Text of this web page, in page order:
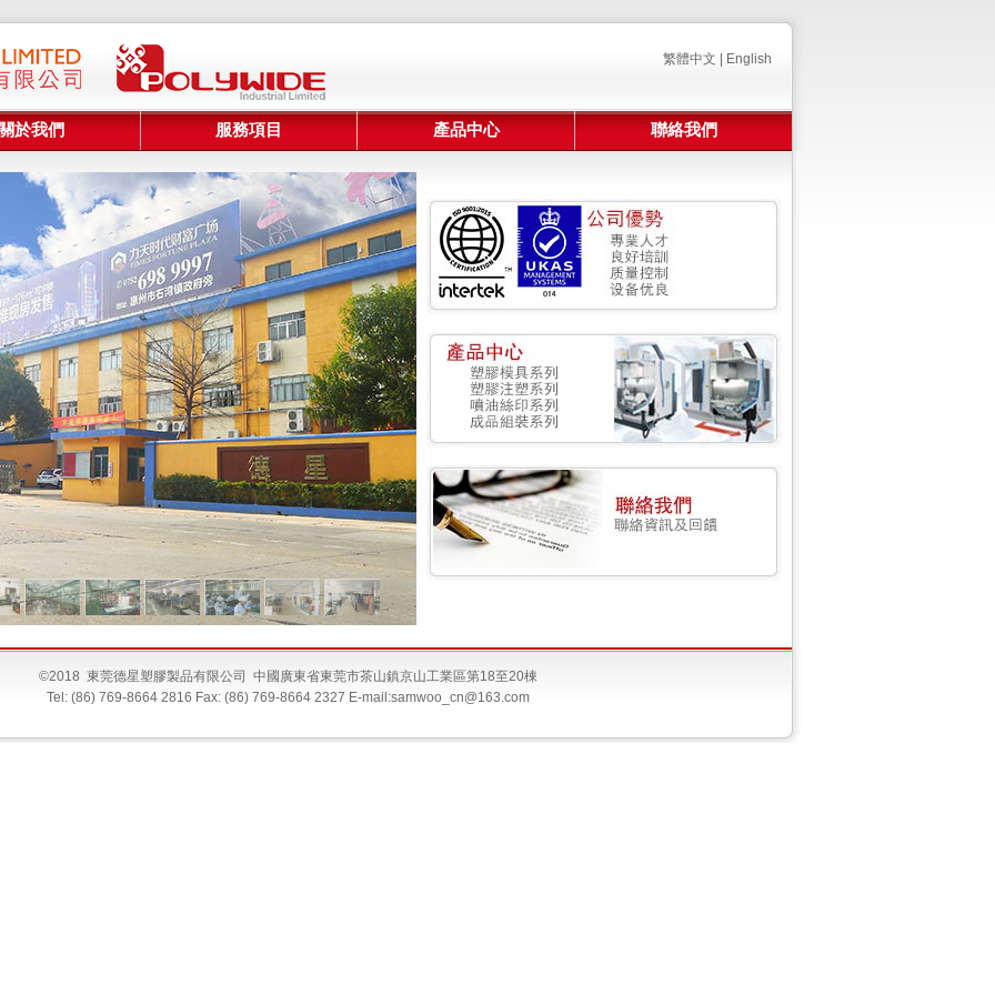
繁體中文 English
於我們 服務項目 產品中心 聯絡我們
©2018 東莞德星塑膠製品有限公司 中國廣東省東莞市茶山鎮京山工業區第18至20棟
Tel: (86) 769-8664 2816 Fax: (86) 769-8664 2327 E-mail:samwoo_cn@163.com